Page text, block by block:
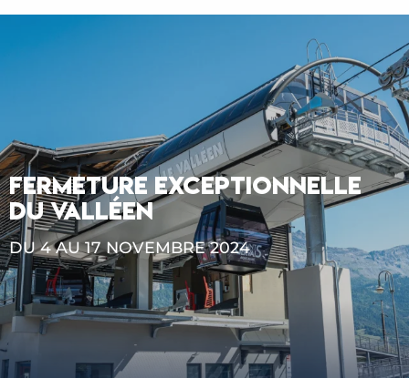
FERMETURE EXCEPTIONNELLE
DU VALLÉEN
DU 4 AU 17 NOVEMBRE 2024